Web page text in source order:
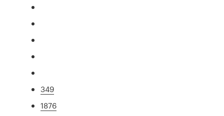
349
1876